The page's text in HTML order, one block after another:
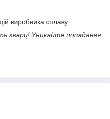
виробника сплаву.
кварц! Уникайте попадання